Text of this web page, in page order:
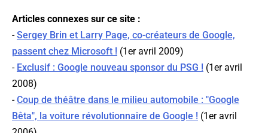
Articles connexes sur ce site :
-Sergey Brin et Larry Page, co-créateurs de Google,
passent chez Microsoft ! (1er avril 2009)
- Exclusif : Google nouveau sponsor du PSG ! (1er avril
2008)
-Coup de théâtre dans le milieu automobile : "Google
Bêta", la voiture révolutionnaire de Google ! (1er avril